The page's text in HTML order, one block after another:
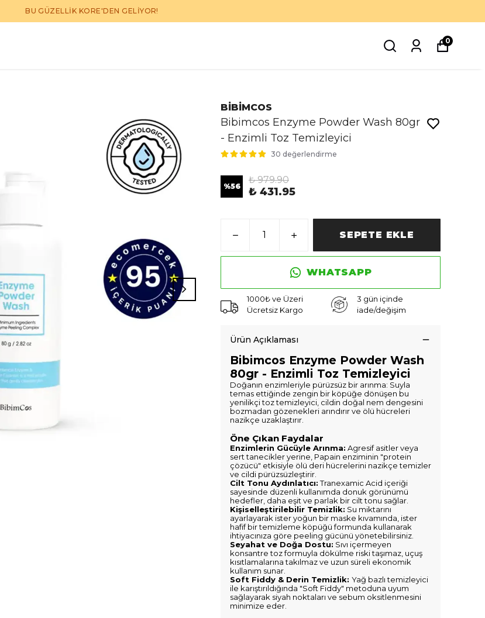
BU GÜZELLİK KORE'DEN GELİYOR!
0
BİBİMCOS
Bibimcos Enzyme Powder Wash 80gr
- Enzimli Toz Temizleyici
30 değerlendirme
%56
₺ 979.90
₺ 431.95
SEPETE EKLE
WHATSAPP
1000₺ ve Üzeri
Ücretsiz Kargo
3 gün içinde
iade/değişim
Ürün Açıklaması
Bibimcos Enzyme Powder Wash
80gr - Enzimli Toz Temizleyici
Doğanın enzimleriyle pürüzsüz bir arınma: Suyla
temas ettiğinde zengin bir köpüğe dönüşen bu
yenilikçi toz temizleyici, cildin doğal nem dengesini
bozmadan gözenekleri arındırır ve ölü hücreleri
nazikçe uzaklaştırır.
Öne Çıkan Faydalar
Enzimlerin Gücüyle Arınma: Agresif asitler veya
sert tanecikler yerine, Papain enziminin "protein
çözücü" etkisiyle ölü deri hücrelerini nazikçe temizler
ve cildi pürüzsüzleştirir.
Cilt Tonu Aydınlatıcı:Tranexamic Acid içeriği
sayesinde düzenli kullanımda donuk görünümü
hedefler, daha eşit ve parlak bir cilt tonu sağlar.
Kişiselleştirilebilir Temizlik: Su miktarını
ayarlayarak ister yoğun bir maske kıvamında, ister
hafif bir temizleme köpüğü formunda kullanarak
ihtiyacınıza göre peeling gücünü yönetebilirsiniz.
Seyahat ve Doğa Dostu: Sıvı içermeyen
konsantre toz formuyla dökülme riski taşımaz, uçuş
kısıtlamalarına takılmaz ve uzun süreli ekonomik
kullanım sunar.
Soft Fiddy & Derin Temizlik: Yağ bazlı temizleyici
ile karıştırıldığında "Soft Fiddy" metoduna uyum
sağlayarak siyah noktaları ve sebum oksitlenmesini
minimize eder.